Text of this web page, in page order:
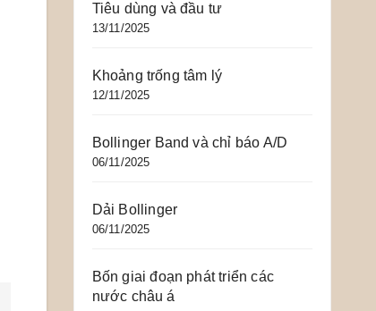
Tiêu dùng và đầu tư
13/11/2025
Khoảng trống tâm lý
12/11/2025
Bollinger Band và chỉ báo A/D
06/11/2025
Dải Bollinger
06/11/2025
Bốn giai đoạn phát triển các
nước châu á